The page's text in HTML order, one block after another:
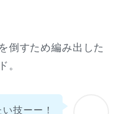
倒すため編み出した
。
技ーー！